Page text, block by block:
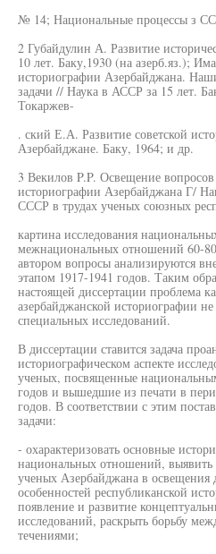
№ 14; Национальные процессы з
2 Губайдулин А. Развитие
10 лет. Баку,1930 (на азерб.яз.);
историографии Азербайджана.
задачи // Наука в АССР за 15 лет.
Токаржев-
. ский Е.А. Развитие советской
Азербайджане. Баку, 1964; и др.
3 Векилов P.P. Освещение
историографии Азербайджана Г/
СССР в трудах ученых союзных
картина исследования
межнациональных отношений 60-
автором вопросы анализируются
этапом 1917-1941 годов. Таким
настоящей диссертации проблема
азербайджанской историографии
специальных исследований.
В диссертации ставится задача
историографическом аспекте
ученых, посвященные
годов и вышедшие из печати в
годов. В соответствии с этим
задачи:
- охарактеризовать основные
национальных отношений,
ученых Азербайджана в освещения
особенностей республиканской
появление и развитие
исследований, раскрыть борьбу
течениями;